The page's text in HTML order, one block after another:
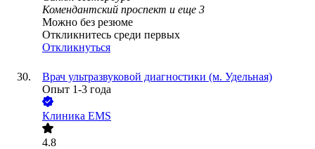
Комендантский проспект и еще 3
Можно без резюме
Откликнитесь среди первых
Откликнуться
Врач ультразвуковой диагностики (м. Удельная)
Опыт 1-3 года
Клиника EMS
4.8